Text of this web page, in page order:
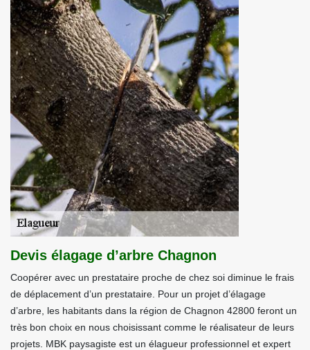
Devis élagage d’arbre Chagnon
Coopérer avec un prestataire proche de chez soi diminue le frais
de déplacement d’un prestataire. Pour un projet d’élagage
d’arbre, les habitants dans la région de Chagnon 42800 feront un
très bon choix en nous choisissant comme le réalisateur de leurs
projets. MBK paysagiste est un élagueur professionnel et expert